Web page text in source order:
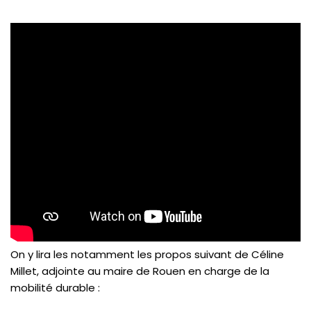
On y lira les notamment les propos suivant de Céline
Millet, adjointe au maire de Rouen en charge de la
mobilité durable :